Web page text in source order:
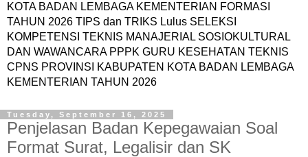
KOTA BADAN LEMBAGA KEMENTERIAN FORMASI
TAHUN 2026 TIPS dan TRIKS Lulus SELEKSI
KOMPETENSI TEKNIS MANAJERIAL SOSIOKULTURAL
DAN WAWANCARA PPPK GURU KESEHATAN TEKNIS
CPNS PROVINSI KABUPATEN KOTA BADAN LEMBAGA
KEMENTERIAN TAHUN 2026
Tuesday, September 16, 2025
Penjelasan Badan Kepegawaian Soal
Format Surat, Legalisir dan SK